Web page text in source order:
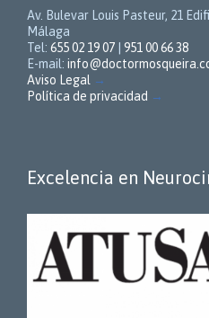
Av. Bulevar Louis Pasteur, 21
Málaga
Tel: 655 02 19 07
951 00 66 38
E-mail:
Aviso Legal →
Política de privacidad →
Excelencia en